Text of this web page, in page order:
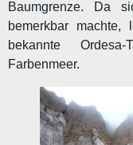
Baumgrenze. Da
bemerkbar machte,
bekannte
Farbenmeer.